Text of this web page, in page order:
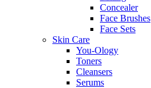
Concealer
Face Brushes
Face Sets
Skin Care
You-Ology
Toners
Cleansers
Serums